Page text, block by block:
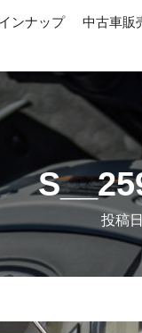
ンナップ 中古車販
投稿